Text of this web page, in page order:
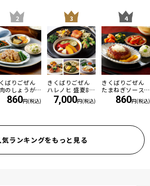
2
ばりごぜん
のしょうが
860円(税込)
3
きくばりごぜん
ハレノヒ 盛夏8食
セット ・2026年
7月7,000円(税込)
4
きくばりごぜん
たまねぎソース
の和風ハンバー
860円(税込)
気ランキングをもっと見る